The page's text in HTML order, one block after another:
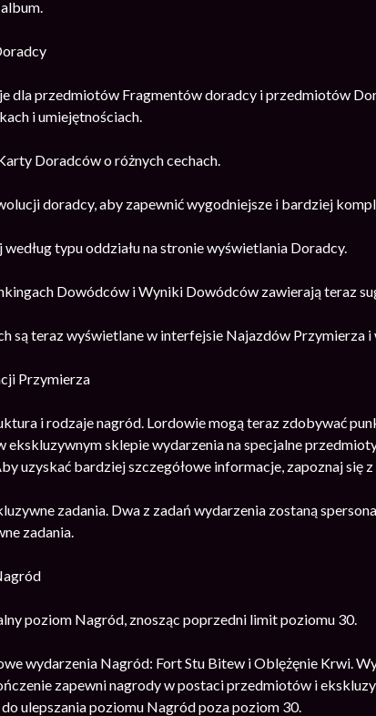
dla przedmiotów Fragmentów doradcy i przedmiotów
i umiejętnościach.
Doradców o różnych cechach.
doradcy, aby zapewnić wygodniejsze i bardziej
typu oddziału na stronie wyświetlania Doradcy.
Dowódców i Wyniki Dowódców zawierają teraz
są teraz wyświetlane w interfejsie Najazdów Przymierza
Przymierza
i rodzaje nagród. Lordowie mogą teraz zdobywać
ekskluzywnym sklepie wydarzenia na specjalne
uzyskać bardziej szczegółowe informacje, zapoznaj
zadania. Dwa z zadań wydarzenia zostaną
zadania.
poziom Nagród, znosząc poprzedni limit poziomu 30.
wydarzenia Nagród: Fort Stu Bitew i Oblężęnie Krwi.
zapewni nagrody w postaci przedmiotów i
ulepszania poziomu Nagród poza poziom 30.